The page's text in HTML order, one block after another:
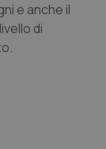
e anche il
di